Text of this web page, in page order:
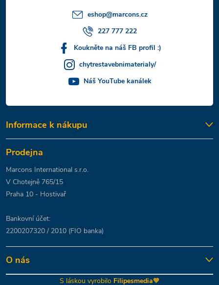
eshop@marcons.cz
227 777 222
Koukněte na náš FB profil :)
chytrestavebnimaterialy/
Náš YouTube kanálek
Informace k nákupu
Prodejna
Marcons International s.r.o.
V Chotejně 765/15
Praha 10 - Hostivař
Bankovní účet:
2200207320 / 2010 (FIO banka)
O nás
S láskou vyrobilo Filipesmedia🧡